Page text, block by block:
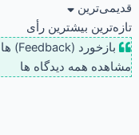
قدیمی‌ترین
تازه‌ترین بیشترین رأی
بازخورد (Feedback) های اینلاین
مشاهده همه دیدگاه ها